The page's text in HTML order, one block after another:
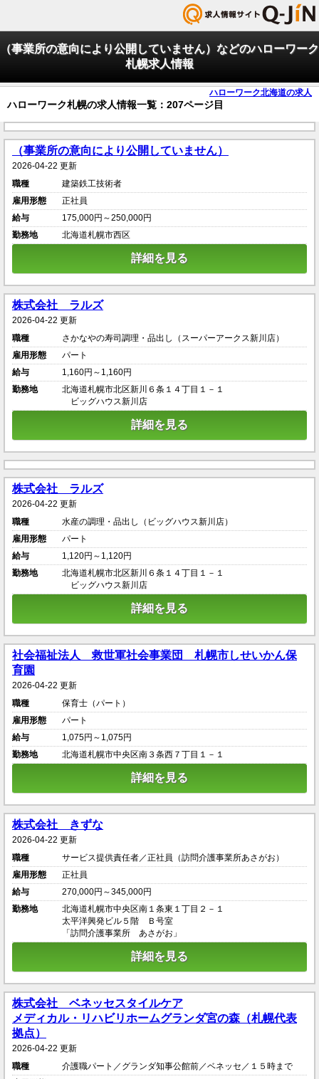
（事業所の意向により公開していません）などのハローワーク
札幌求人情報
ハローワーク北海道の求人
ハローワーク札幌の求人情報一覧：207ページ目
（事業所の意向により公開していません）
2026-04-22 更新
職種
建築鉄工技術者
雇用形態
正社員
給与
175,000円～250,000円
勤務地
北海道札幌市西区
詳細を見る
株式会社 ラルズ
2026-04-22 更新
職種
さかなやの寿司調理・品出し（スーパーアークス新川店）
雇用形態
パート
給与
1,160円～1,160円
勤務地
北海道札幌市北区新川６条１４丁目１－１
ビッグハウス新川店
詳細を見る
株式会社 ラルズ
2026-04-22 更新
職種
水産の調理・品出し（ビッグハウス新川店）
雇用形態
パート
給与
1,120円～1,120円
勤務地
北海道札幌市北区新川６条１４丁目１－１
ビッグハウス新川店
詳細を見る
社会福祉法人 救世軍社会事業団 札幌市しせいかん保
育園
2026-04-22 更新
職種
保育士（パート）
雇用形態
パート
給与
1,075円～1,075円
勤務地
北海道札幌市中央区南３条西７丁目１－１
詳細を見る
株式会社 きずな
2026-04-22 更新
職種
サービス提供責任者／正社員（訪問介護事業所あさがお）
雇用形態
正社員
給与
270,000円～345,000円
勤務地
北海道札幌市中央区南１条東１丁目２－１
太平洋興発ビル５階 Ｂ号室
「訪問介護事業所 あさがお」
詳細を見る
株式会社 ベネッセスタイルケア
メディカル・リハビリホームグランダ宮の森（札幌代表
拠点）
2026-04-22 更新
職種
介護職パート／グランダ知事公館前／ベネッセ／１５時まで